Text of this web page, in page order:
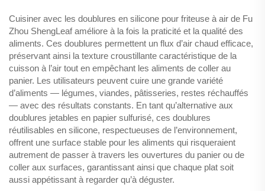
Cuisiner avec les doublures en silicone pour friteuse à air de Fu
Zhou ShengLeaf améliore à la fois la praticité et la qualité des
aliments. Ces doublures permettent un flux d’air chaud efficace,
préservant ainsi la texture croustillante caractéristique de la
cuisson à l’air tout en empêchant les aliments de coller au
panier. Les utilisateurs peuvent cuire une grande variété
d’aliments — légumes, viandes, pâtisseries, restes réchauffés
— avec des résultats constants. En tant qu’alternative aux
doublures jetables en papier sulfurisé, ces doublures
réutilisables en silicone, respectueuses de l’environnement,
offrent une surface stable pour les aliments qui risqueraient
autrement de passer à travers les ouvertures du panier ou de
coller aux surfaces, garantissant ainsi que chaque plat soit
aussi appétissant à regarder qu’à déguster.